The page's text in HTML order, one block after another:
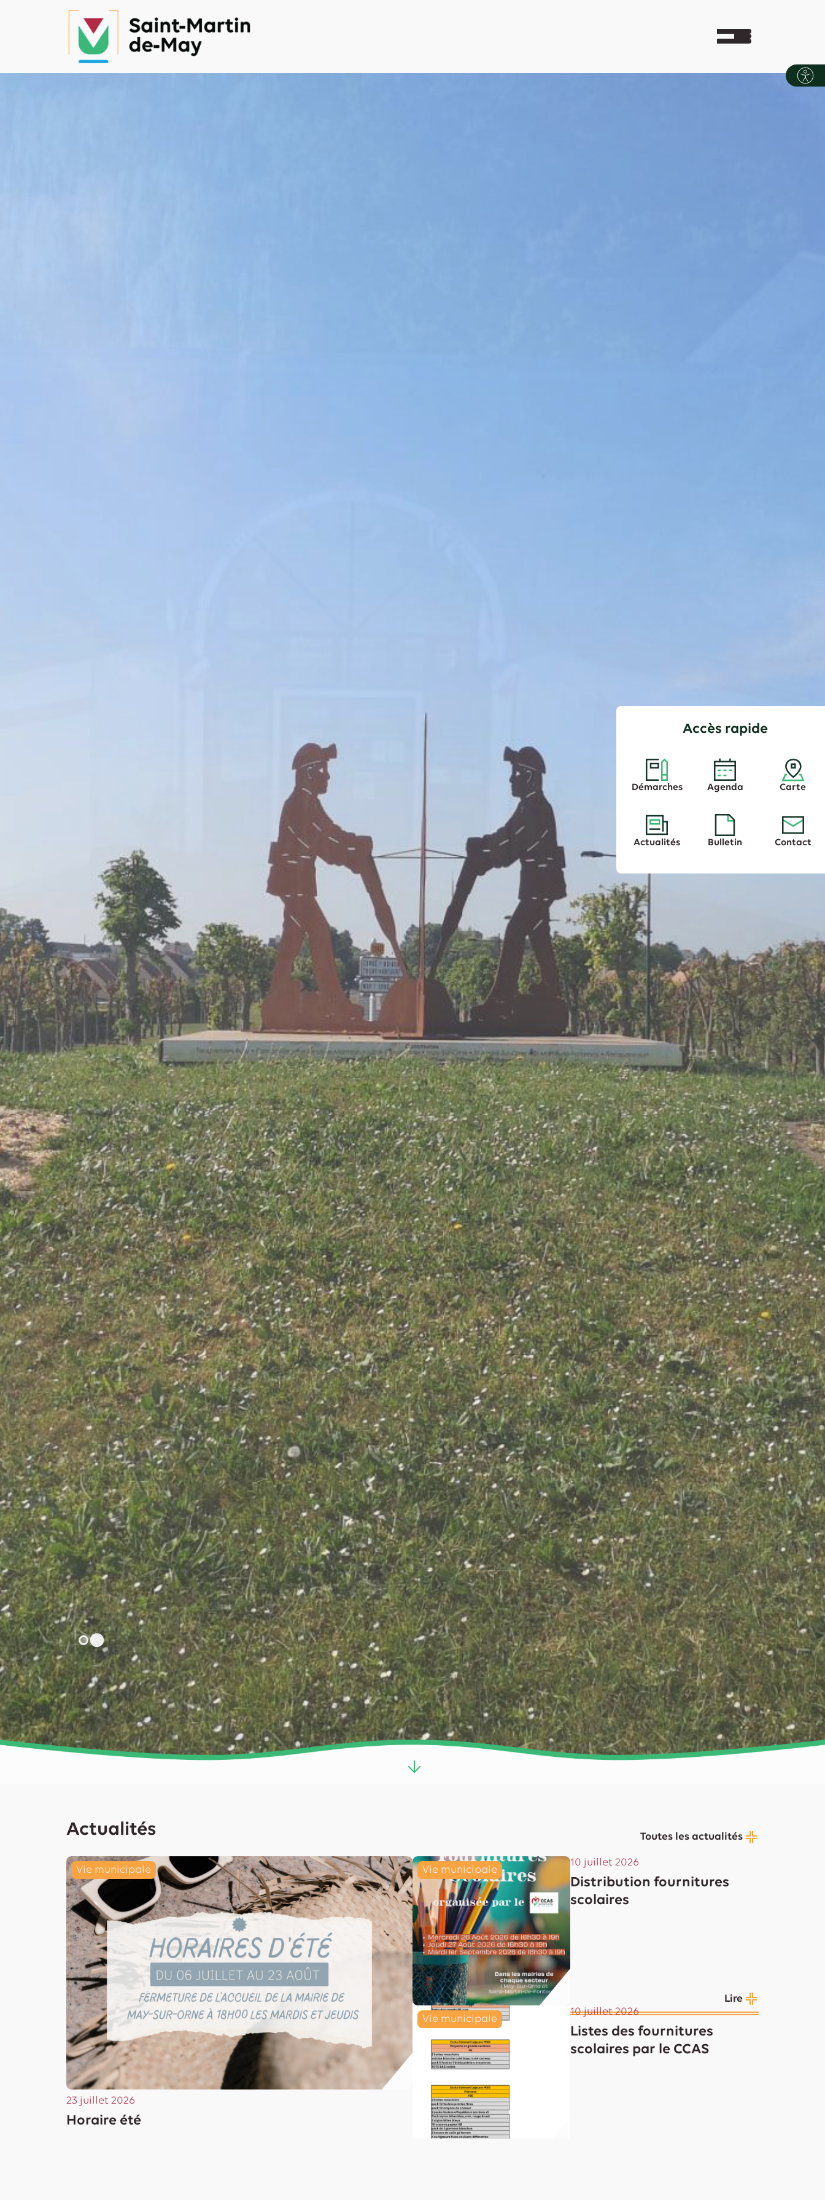
Accès rapide
Démarches Agenda Carte
Actualités Bulletin Contact
Actualités Toutes les actualités
Vie municipale
23 juillet 2026
Horaire été
Vie municipale
10 juillet 2026
Distribution fournitures
scolaires
Lire
Vie municipale
10 juillet 2026
Listes des fournitures
scolaires par le CCAS